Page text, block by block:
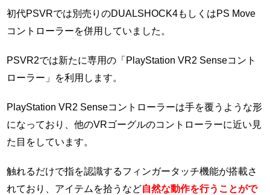
初代PSVRでは別売りのDUALSHOCK4もしくはPS Move
コントローラーを併用していました。
PSVR2では新たに専用の「PlayStation VR2 Senseコント
ローラー」を利用します。
PlayStation VR2 Senseコントローラーは手を覆うような形
になっており、他のVRゴーグルのコントローラーに近い見
た目をしています。
触れるだけで指を認識するフィンガータッチ機能が搭載さ
れており、アイテムを拾うなど自然な動作を行うことがで